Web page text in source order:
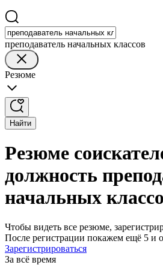
преподаватель начальных классов
Резюме
Найти
Резюме
должность
начальных
Чтобы видеть все резюме,
После регистрации покажем ещё 5 и
Зарегистрироваться
За всё время